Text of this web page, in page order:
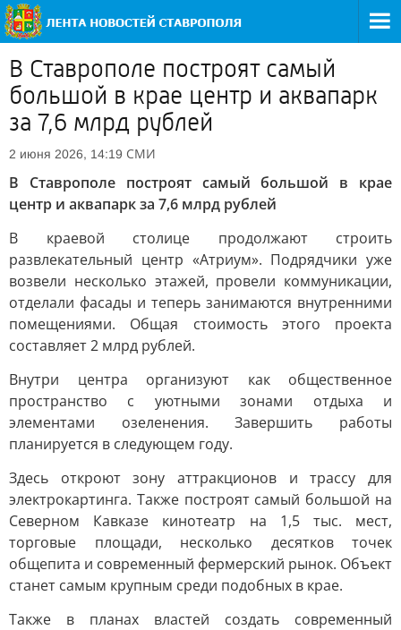
В Ставрополе построят самый
большой в крае центр и аквапарк
за 7,6 млрд рублей
2 июня 2026, 14:19 СМИ
В Ставрополе построят самый большой в крае
центр и аквапарк за 7,6 млрд рублей
В краевой столице продолжают строить
развлекательный центр «Атриум». Подрядчики уже
возвели несколько этажей, провели коммуникации,
отделали фасады и теперь занимаются внутренними
помещениями. Общая стоимость этого проекта
составляет 2 млрд рублей.
Внутри центра организуют как общественное
пространство с уютными зонами отдыха и
элементами озеленения. Завершить работы
планируется в следующем году.
Здесь откроют зону аттракционов и трассу для
электрокартинга. Также построят самый большой на
Северном Кавказе кинотеатр на 1,5 тыс. мест,
торговые площади, несколько десятков точек
общепита и современный фермерский рынок. Объект
станет самым крупным среди подобных в крае.
Также в планах властей создать современный